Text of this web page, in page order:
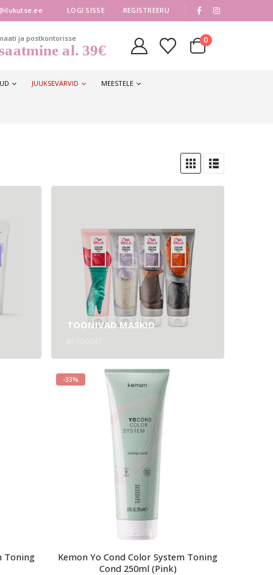
LOGI SISSE REGISTREERU
ja postkontorisse
al. 39€
0
JUUKSEVÄRVID MEESTELE
TOONIVAD MASKID
TOODET
Toning
-33%
Kemon Yo Cond Color System Toning
Cond 250ml (Pink)